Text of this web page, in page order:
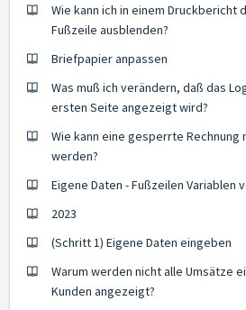
Wie kann ich in einem Druckbericht
Fußzeile ausblenden?
Briefpapier anpassen
Was muß ich verändern, daß das
ersten Seite angezeigt wird?
Wie kann eine gesperrte
werden?
Eigene Daten - Fußzeilen Variablen
2023
(Schritt 1) Eigene Daten eingeben
Warum werden nicht alle Umsätze
Kunden angezeigt?